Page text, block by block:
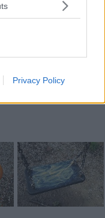
Privacy Policy
Arriva gratis tutti i giorni
posta.